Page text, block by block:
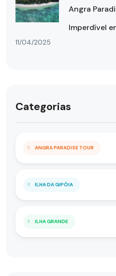
Angra
Imperdível
11/04/2025
Categorias
ANGRA PARADISE TOUR
ILHA DA GIPÓIA
ILHA GRANDE